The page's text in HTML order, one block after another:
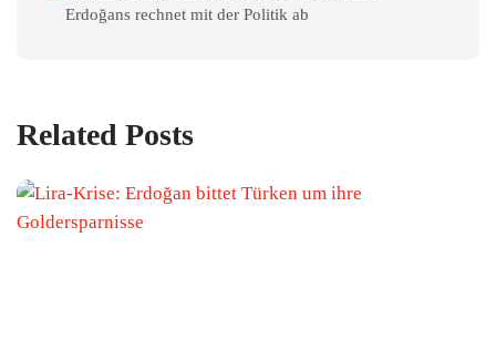
Erdoğans rechnet mit der Politik ab
Related Posts